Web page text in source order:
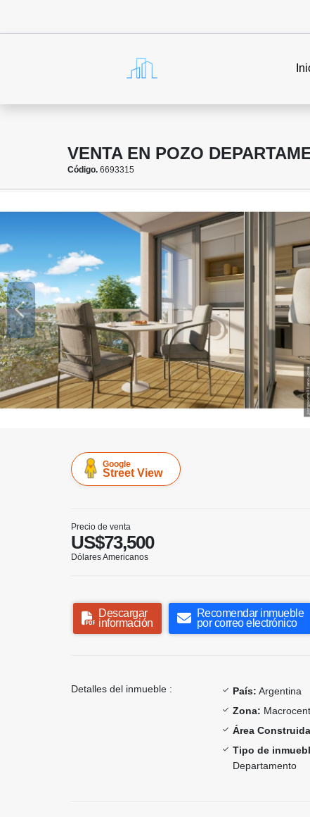
VENTA EN POZO
Código. 6693315
Google
Street View
Precio de venta
US$73,500
Dólares Americanos
Descargar
información
Recomendar inmueble
por correo electrónico
Detalles del inmueble : País: Argentina
Zona:
Área
Tipo de
Departamento